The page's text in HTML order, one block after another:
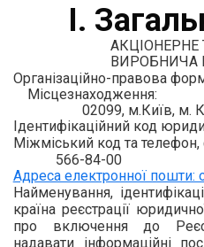
І.
АКЦІОНЕРНЕ
ВИРОБНИЧА
Організаційно-правова
Місцезнаходження:
02099, м.Київ, м.
Ідентифікаційний код
Міжміський код та
566-84-00
Адреса електронної пошти:
Найменування,
країна реєстрації
про включення до
надавати інформаційні